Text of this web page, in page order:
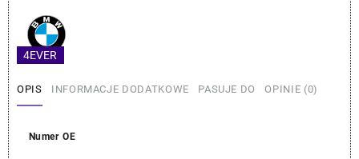
4EVER
Zaworów
-
OE
OPIS INFORMACJE DODATKOWE PASUJE DO OPINIE (0)
Numer OE